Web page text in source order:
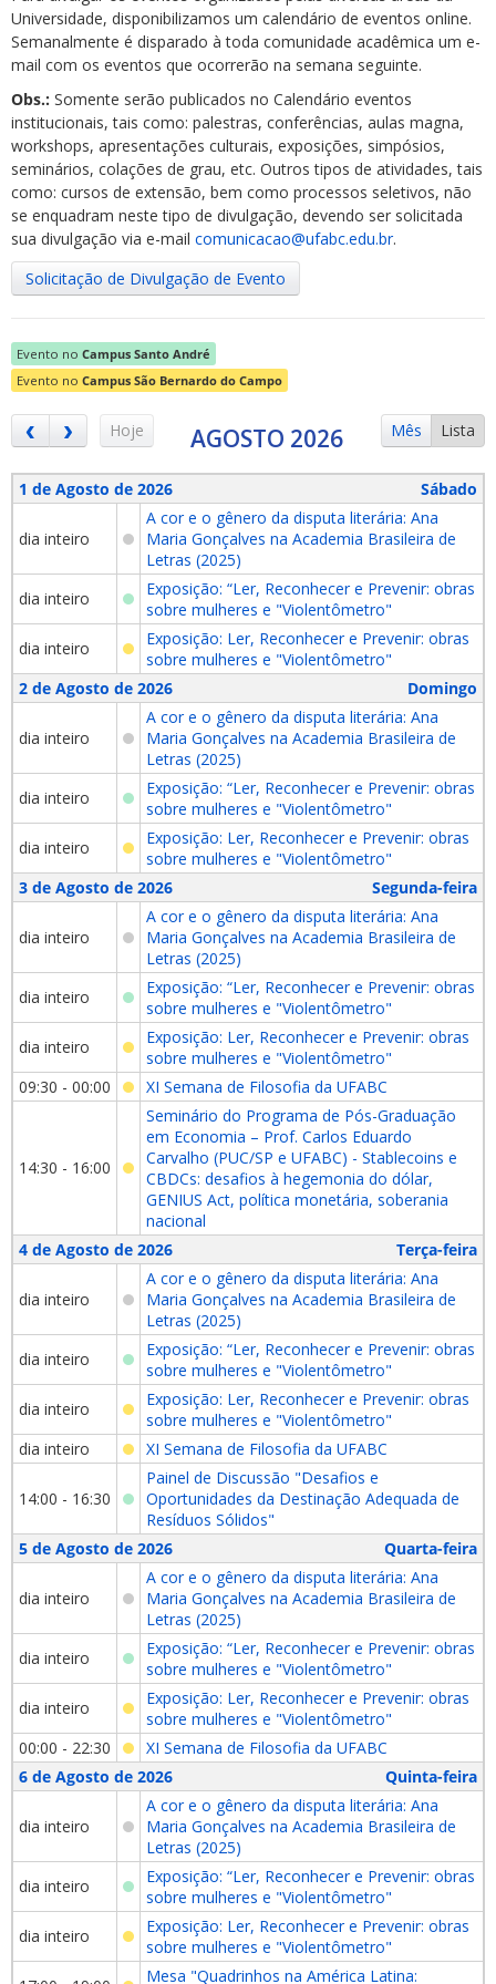
Universidade, disponibilizamos um calendário de eventos online.
Semanalmente é disparado à toda comunidade acadêmica um e-
mail com os eventos que ocorrerão na semana seguinte.
Obs.: Somente serão publicados no Calendário eventos
institucionais, tais como: palestras, conferências, aulas magna,
workshops, apresentações culturais, exposições, simpósios,
seminários, colações de grau, etc. Outros tipos de atividades, tais
como: cursos de extensão, bem como processos seletivos, não
se enquadram neste tipo de divulgação, devendo ser solicitada
sua divulgação via e-mail comunicacao@ufabc.edu.br.
Solicitação de Divulgação de Evento
Evento no Campus Santo André
Evento no Campus São Bernardo do Campo
Hoje Mês Lista
AGOSTO 2026
1 de Agosto de 2026 Sábado
dia inteiro
A cor e o gênero da disputa literária: Ana
Maria Gonçalves na Academia Brasileira de
Letras (2025)
dia inteiro
Exposição: “Ler, Reconhecer e Prevenir: obras
sobre mulheres e "Violentômetro"
dia inteiro
Exposição: Ler, Reconhecer e Prevenir: obras
sobre mulheres e "Violentômetro"
2 de Agosto de 2026
Domingo
dia inteiro
A cor e o gênero da disputa literária: Ana
Maria Gonçalves na Academia Brasileira de
Letras (2025)
dia inteiro
Exposição: “Ler, Reconhecer e Prevenir: obras
sobre mulheres e "Violentômetro"
dia inteiro
Exposição: Ler, Reconhecer e Prevenir: obras
sobre mulheres e "Violentômetro"
3 de Agosto de 2026
Segunda-feira
dia inteiro
A cor e o gênero da disputa literária: Ana
Maria Gonçalves na Academia Brasileira de
Letras (2025)
dia inteiro
Exposição: “Ler, Reconhecer e Prevenir: obras
sobre mulheres e "Violentômetro"
dia inteiro
Exposição: Ler, Reconhecer e Prevenir: obras
sobre mulheres e "Violentômetro"
09:30 - 00:00
XI Semana de Filosofia da UFABC
14:30 - 16:00
Seminário do Programa de Pós-Graduação
em Economia – Prof. Carlos Eduardo
Carvalho (PUC/SP e UFABC) - Stablecoins e
CBDCs: desafios à hegemonia do dólar,
GENIUS Act, política monetária, soberania
nacional
4 de Agosto de 2026
Terça-feira
dia inteiro
A cor e o gênero da disputa literária: Ana
Maria Gonçalves na Academia Brasileira de
Letras (2025)
dia inteiro
Exposição: “Ler, Reconhecer e Prevenir: obras
sobre mulheres e "Violentômetro"
dia inteiro
Exposição: Ler, Reconhecer e Prevenir: obras
sobre mulheres e "Violentômetro"
dia inteiro
XI Semana de Filosofia da UFABC
14:00 - 16:30
Painel de Discussão "Desafios e
Oportunidades da Destinação Adequada de
Resíduos Sólidos"
5 de Agosto de 2026
Quarta-feira
dia inteiro
A cor e o gênero da disputa literária: Ana
Maria Gonçalves na Academia Brasileira de
Letras (2025)
dia inteiro
Exposição: “Ler, Reconhecer e Prevenir: obras
sobre mulheres e "Violentômetro"
dia inteiro
Exposição: Ler, Reconhecer e Prevenir: obras
sobre mulheres e "Violentômetro"
00:00 - 22:30
XI Semana de Filosofia da UFABC
6 de Agosto de 2026
Quinta-feira
dia inteiro
A cor e o gênero da disputa literária: Ana
Maria Gonçalves na Academia Brasileira de
Letras (2025)
dia inteiro
Exposição: “Ler, Reconhecer e Prevenir: obras
sobre mulheres e "Violentômetro"
dia inteiro
Exposição: Ler, Reconhecer e Prevenir: obras
sobre mulheres e "Violentômetro"
Mesa "Quadrinhos na América Latina: